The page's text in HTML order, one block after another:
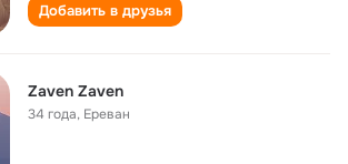
Добавить в друзья
Zaven Zaven
34 года, Ереван